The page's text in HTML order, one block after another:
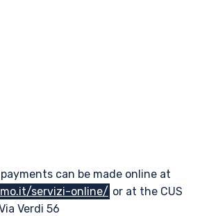
can be made online at
servizi-online/ or at the CUS
Verdi 56